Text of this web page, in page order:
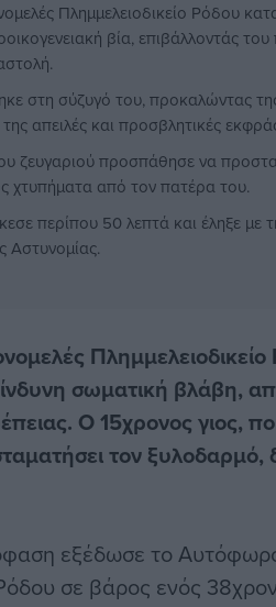
Πλημμελειοδικείο Ρόδου
βία, επιβάλλοντάς
στη σύζυγό του, προκαλώντας
απειλές και προσβλητικές
ζευγαριού προσπάθησε να
χτυπήματα από τον πατέρα του.
περίπου 50 λεπτά και έληξε με
Αστυνομίας.
Πλημμελειοδικείο
σωματική βλάβη,
Ο 15χρονος γιος,
τον ξυλοδαρμό,
εξέδωσε το
σε βάρος ενός